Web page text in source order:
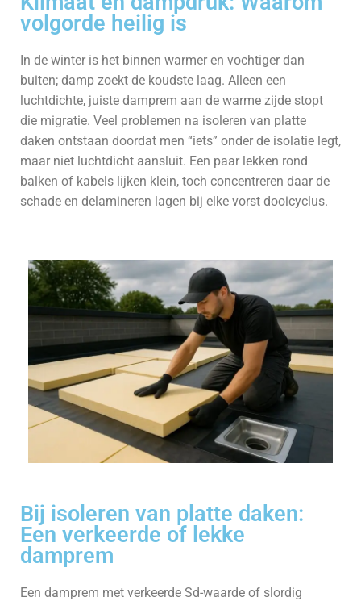
volgorde heilig is
In de winter is het binnen warmer en vochtiger dan
buiten; damp zoekt de koudste laag. Alleen een
luchtdichte, juiste damprem aan de warme zijde stopt
die migratie. Veel problemen na isoleren van platte
daken ontstaan doordat men “iets” onder de isolatie legt,
maar niet luchtdicht aansluit. Een paar lekken rond
balken of kabels lijken klein, toch concentreren daar de
schade en delamineren lagen bij elke vorst dooicyclus.
Bij isoleren van platte daken:
Een verkeerde of lekke
damprem
Een damprem met verkeerde Sd-waarde of slordig